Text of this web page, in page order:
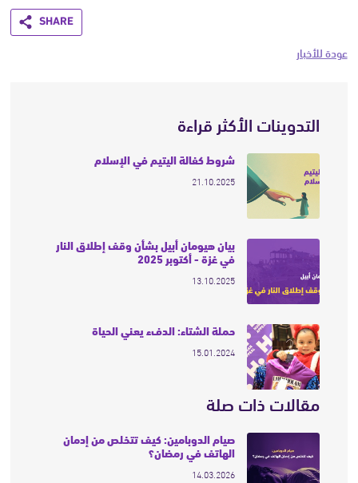
Share
عودة للأخبار
التدوينات الأكثر قراءة
شروط كفالة اليتيم في الإسلام
21.10.2025
بيان هيومان أبيل بشأن وقف إطلاق النار
في غزة - أكتوبر 2025
13.10.2025
حملة الشتاء: الدفء يعني الحياة
15.01.2024
مقالات ذات صلة
صيام الدوبامين: كيف تتخلص من إدمان
الهاتف في رمضان؟
14.03.2026